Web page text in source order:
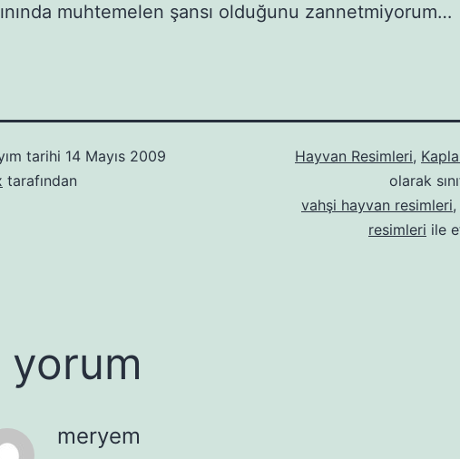
muhtemelen şansı olduğunu zannetmiyorum…
tarihi 14 Mayıs 2009
tarafından
Hayvan Resimleri,
olarak
vahşi hayvan resimleri,
resimleri ile
yorum
meryem